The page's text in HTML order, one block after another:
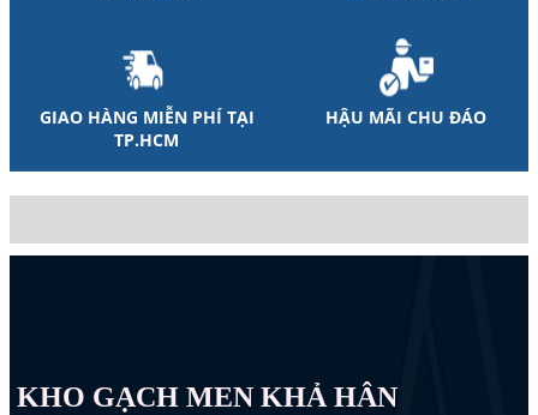
GIAO HÀNG MIỄN PHÍ TẠI
TP.HCM
HẬU MÃI CHU ĐÁO
KHO GẠCH MEN KHẢ HÂN